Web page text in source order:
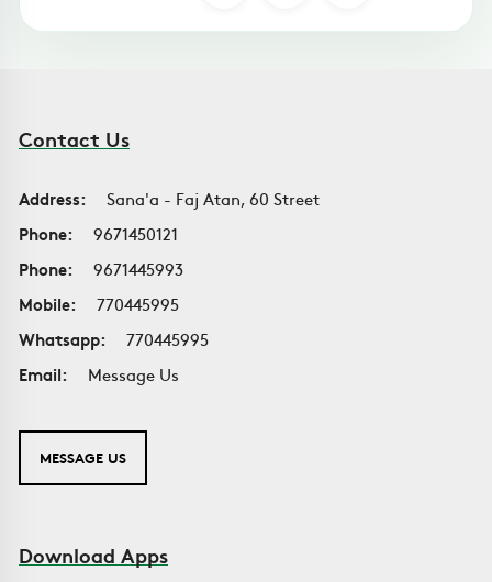
Contact Us
Address:
Sana'a - Faj Atan, 60 Street
Phone:
9671450121
Phone:
9671445993
Mobile:
770445995
Whatsapp:
770445995
Email:
Message Us
MESSAGE US
Download Apps